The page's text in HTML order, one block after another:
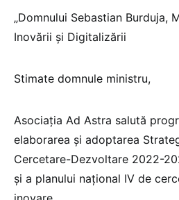
„Domnului Sebastian Burduja,
Inovării și Digitalizării
Stimate domnule ministru,
Asociația Ad Astra salută
elaborarea și adoptarea
Cercetare-Dezvoltare 2022-
și a planului național IV de